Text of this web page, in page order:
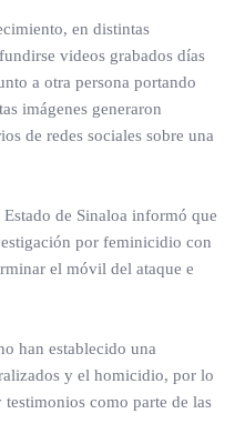
en distintas
videos grabados días
a otra persona portando
imágenes generaron
de redes sociales sobre una
de Sinaloa informó que
por feminicidio con
el móvil del ataque e
han establecido una
y el homicidio, por lo
como parte de las